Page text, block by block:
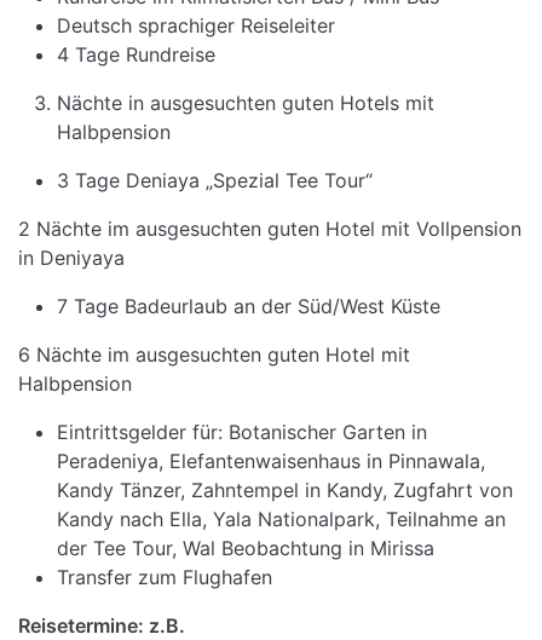
Deutsch sprachiger Reiseleiter
4 Tage Rundreise
Nächte in ausgesuchten guten Hotels mit
Halbpension
3 Tage Deniaya „Spezial Tee Tour“
2 Nächte im ausgesuchten guten Hotel mit Vollpension
in Deniyaya
7 Tage Badeurlaub an der Süd/West Küste
6 Nächte im ausgesuchten guten Hotel mit
Halbpension
Eintrittsgelder für: Botanischer Garten in
Peradeniya, Elefantenwaisenhaus in Pinnawala,
Kandy Tänzer, Zahntempel in Kandy, Zugfahrt von
Kandy nach Ella, Yala Nationalpark, Teilnahme an
der Tee Tour, Wal Beobachtung in Mirissa
Transfer zum Flughafen
Reisetermine: z.B.